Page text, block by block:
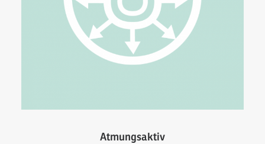
Atmungsaktiv